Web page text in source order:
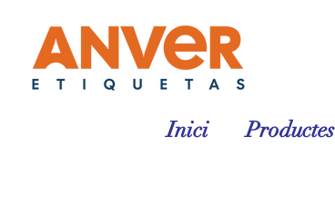
Inici Productes